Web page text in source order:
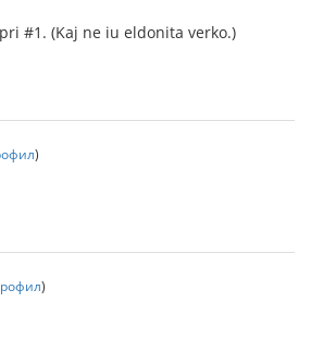
#1. (Kaj ne iu eldonita verko.)
)
)